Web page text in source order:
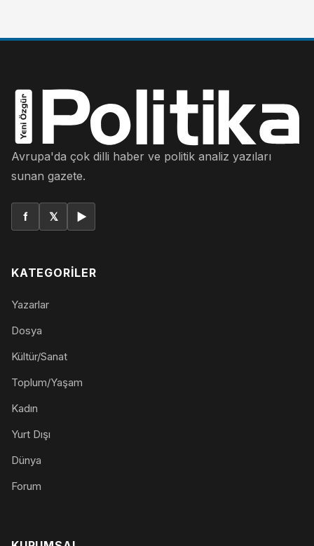
Avrupa'da çok dilli haber ve politik analiz yazıları
sunan gazete.
f 𝕏 ▶
KATEGORILER
Yazarlar
Dosya
Kültür/Sanat
Toplum/Yaşam
Kadın
Yurt Dışı
Dünya
Forum